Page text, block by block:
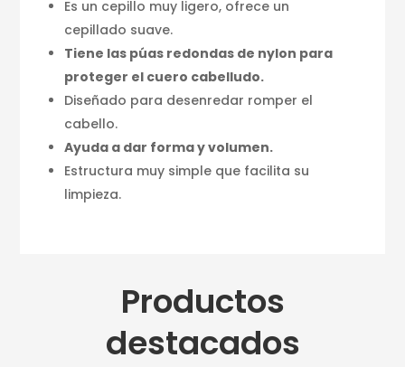
Es un cepillo muy ligero, ofrece un
cepillado suave.
Tiene las púas redondas de nylon para
proteger el cuero cabelludo.
Diseñado para desenredar romper el
cabello.
Ayuda a dar forma y volumen.
Estructura muy simple que facilita su
limpieza.
Productos
destacados